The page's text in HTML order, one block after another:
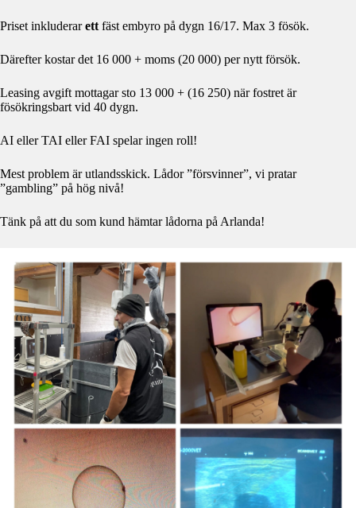
Priset inkluderarett fäst embyro på dygn 16/17. Max 3 fösök.
Därefter kostar det 16 000 + moms (20 000) per nytt försök.
Leasing avgift mottagar sto 13 000 + (16 250) när fostret är
fösökringsbart vid 40 dygn.
AI eller TAI eller FAI spelar ingen roll!
Mest problem är utlandsskick. Lådor ”försvinner”, vi pratar
”gambling” på hög nivå!
Tänk på att du som kund hämtar lådorna på Arlanda!